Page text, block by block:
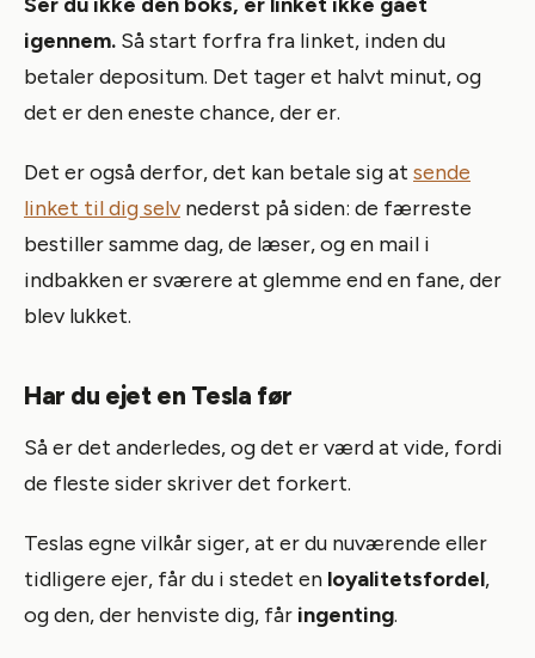
igennem. Så start forfra fra linket, inden du
betaler depositum. Det tager et halvt minut, og
det er den eneste chance, der er.
Det er også derfor, det kan betale sig at sende
linket til dig selv nederst på siden: de færreste
bestiller samme dag, de læser, og en mail i
indbakken er sværere at glemme end en fane, der
blev lukket.
Har du ejet en Tesla før
Så er det anderledes, og det er værd at vide, fordi
de fleste sider skriver det forkert.
Teslas egne vilkår siger, at er du nuværende eller
tidligere ejer, får du i stedet en loyalitetsfordel,
og den, der henviste dig, får ingenting.